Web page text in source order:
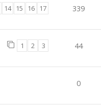
14 15 16 17 339
1 2 3 44
0